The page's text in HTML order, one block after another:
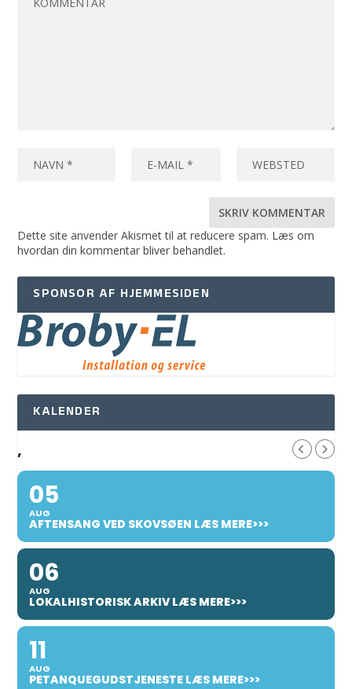
Dette site anvender Akismet til at reducere spam. Læs om
hvordan din kommentar bliver behandlet.
SPONSOR AF HJEMMESIDEN
KALENDER
,
05
AUG
AFTENSANG VED SKOVSØEN LÆS MERE>>>
06
AUG
LOKALHISTORISK ARKIV LÆS MERE>>>
11
AUG
PETANQUEGUDSTJENESTE LÆS MERE>>>